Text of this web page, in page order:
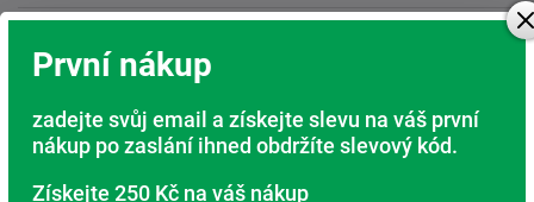
Kamenná prodejna
Jsme tu pro Vás
Doprava ZDARMA
První nákup
zadejte svůj email a získejte slevu na váš první
nákup po zaslání ihned obdržíte slevový kód.
Získejte 250 Kč na váš nákup